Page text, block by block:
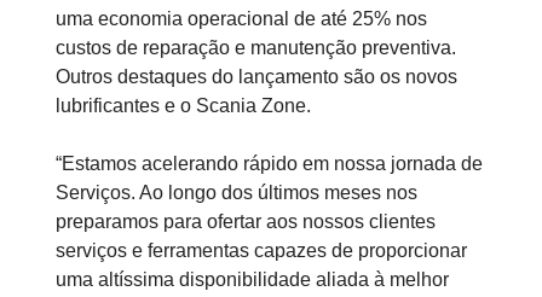
uma economia operacional de até 25% nos
custos de reparação e manutenção preventiva.
Outros destaques do lançamento são os novos
lubrificantes e o Scania Zone.
“Estamos acelerando rápido em nossa jornada de
Serviços. Ao longo dos últimos meses nos
preparamos para ofertar aos nossos clientes
serviços e ferramentas capazes de proporcionar
uma altíssima disponibilidade aliada à melhor